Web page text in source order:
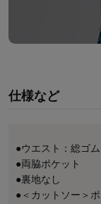
仕様など
●ウエスト：総ゴ
●両脇ポケット
●裏地なし
●＜カットソー＞